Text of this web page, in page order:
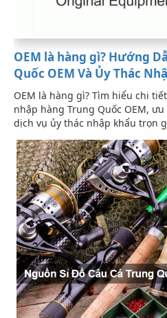
OEM là hàng gì? Hướng
Quốc OEM Và Ủy Thác
OEM là hàng gì? Tìm hiểu chi
nhập hàng Trung Quốc OEM,
dịch vụ ủy thác nhập khẩu trọn